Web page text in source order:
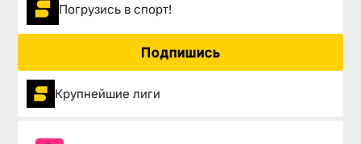
Погрузиcь в спорт!
Подпишись
Крупнейшие лиги